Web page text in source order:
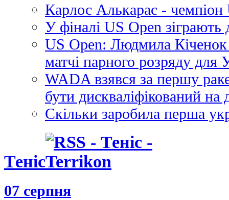
Карлос Алькарас - чемпіон
У фіналі US Open зіграють
US Open: Людмила Кіченок
матчі парного розряду для
WADA взявся за першу
бути дискваліфікований на
Скільки заробила перша
Теніс
07 серпня